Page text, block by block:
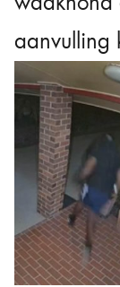
aanvulling